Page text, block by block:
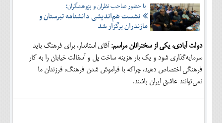
با حضور صاحب نظران و پژوهشگران؛
نشست هم‌اندیشی دانشنامه تبرستان و
مازندران برگزار شد
دولت آبادی، یکی از سخنرانان مراسم: آقای استاندار، برای فرهنگ باید
سرمایه‌گذاری شود و یک بار هزینه ساخت پل و آسفالت خیابان را به کار
فرهنگی اختصاص دهید، چراکه با فراموش شدن فرهنگ، فرزندان ما
نمی‌توانند عاشق ایران باشند.